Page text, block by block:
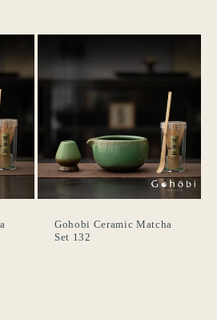
Gohobi Ceramic Matcha
Set 132